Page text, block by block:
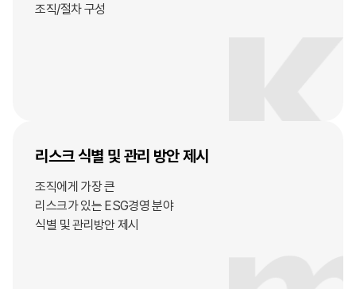
조직/절차 구성
리스크 식별 및 관리 방안 제시
조직에게 가장 큰
리스크가 있는 ESG경영 분야
식별 및 관리방안 제시